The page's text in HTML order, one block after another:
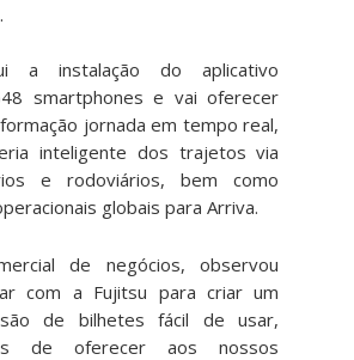
a instalação do aplicativo
smartphones e vai oferecer
jornada em tempo real,
inteligente dos trajetos via
e rodoviários, bem como
globais para Arriva.
de negócios, observou
com a Fujitsu para criar um
de bilhetes fácil de usar,
de oferecer aos nossos